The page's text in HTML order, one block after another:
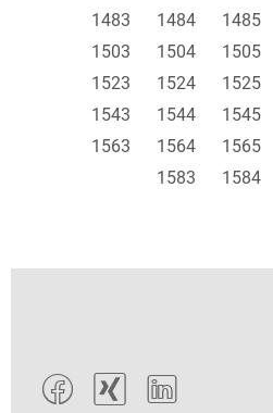
1483
1484 1485
1503
1504 1505
1523
1524 1525
1543
1544 1545
1563
1564 1565
1583
1584
  